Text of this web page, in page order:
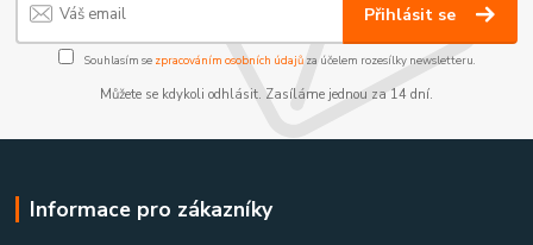
Přihlásit se
Souhlasím se zpracováním osobních údajůza účelem rozesílky newsletteru.
Můžete se kdykoli odhlásit. Zasíláme jednou za 14 dní.
Informace pro zákazníky